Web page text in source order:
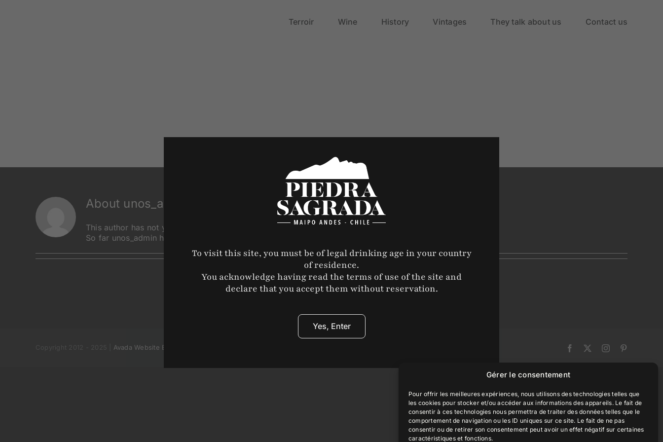
Gérer le consentement
Pour offrir les meilleures expériences, nous utilisons des technologies telles que
les cookies pour stocker et/ou accéder aux informations des appareils. Le fait de
consentir à ces technologies nous permettra de traiter des données telles que le
comportement de navigation ou les ID uniques sur ce site. Le fait de ne pas
consentir ou de retirer son consentement peut avoir un effet négatif sur certaines
caractéristiques et fonctions.
Terroir Wine History Vintages They talk about us Contact us
About unos_admin
This author has not yet filled in any details.
So far unos_admin has created 0 blog entries.
Avada Website Builder Facebook Instagram
To visit this site, you must be of legal drinking age in your country
of residence.
You acknowledge having read the terms of use of the site and
declare that you accept them without reservation.
Yes, Enter